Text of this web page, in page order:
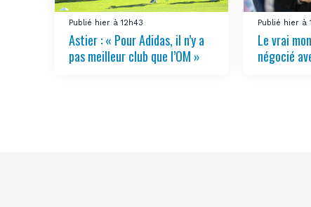
Publié hier à 12h43
Astier : « Pour Adidas, il n’y a
pas meilleur club que l’OM »
Publié hier à
Le vrai
négocié